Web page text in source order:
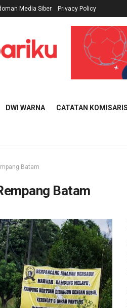
Media Siber Privacy Policy
DWI WARNA CATATAN KOMISARIS
Batam
Batam